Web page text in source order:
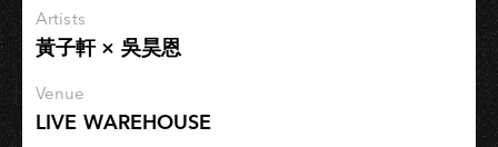
VOL.2
從
Artists
黃子軒 × 吳昊恩
Venue
LIVE WAREHOUSE